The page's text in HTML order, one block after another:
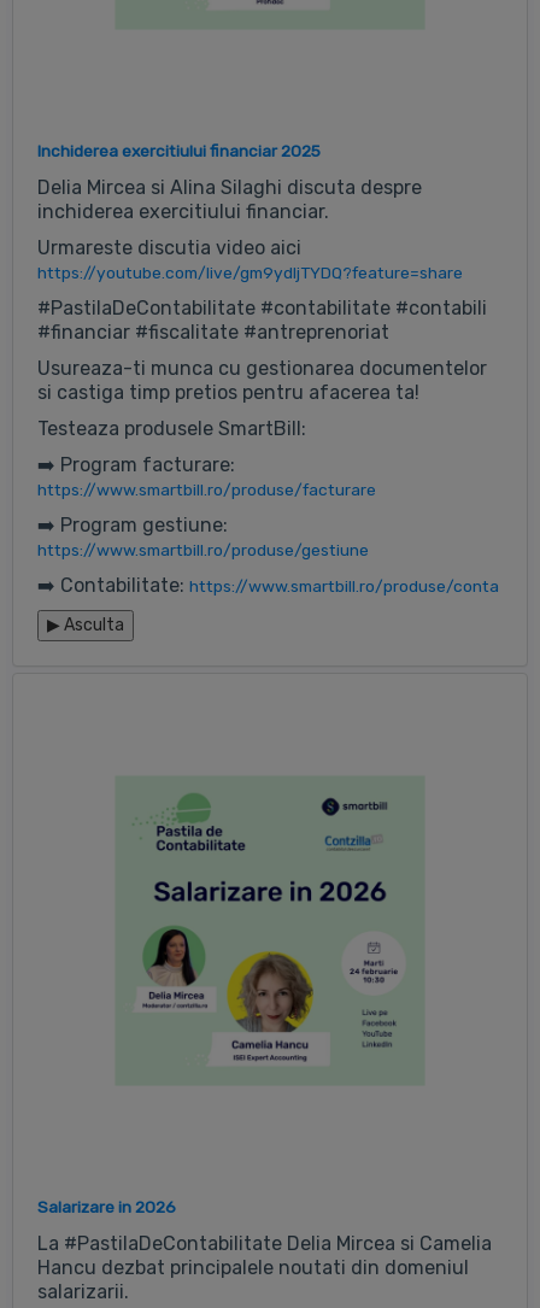
Inchiderea exercitiului financiar 2025
Delia Mircea si Alina Silaghi discuta despre
inchiderea exercitiului financiar.
Urmareste discutia video aici
https://youtube.com/live/gm9ydljTYDQ?feature=share
#PastilaDeContabilitate #contabilitate #contabili
#financiar #fiscalitate #antreprenoriat
Usureaza-ti munca cu gestionarea documentelor
si castiga timp pretios pentru afacerea ta!
Testeaza produsele SmartBill:
➡️ Program facturare:
https://www.smartbill.ro/produse/facturare
➡️ Program gestiune:
https://www.smartbill.ro/produse/gestiune
➡️ Contabilitate: https://www.smartbill.ro/produse/conta
▶Asculta
Salarizare in 2026
La #PastilaDeContabilitate Delia Mircea si Camelia
Hancu dezbat principalele noutati din domeniul
salarizarii.